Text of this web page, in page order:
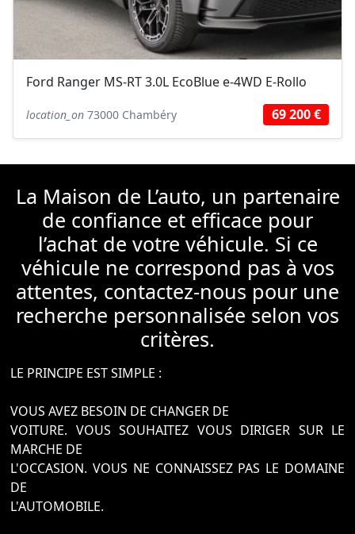
Ford Ranger MS-RT 3.0L EcoBlue e-4WD E-Rollo
location_on 73000 Chambéry 69 200 €
La Maison de L’auto, un partenaire
de confiance et efficace pour
l’achat de votre véhicule. Si ce
véhicule ne correspond pas à vos
attentes, contactez-nous pour une
recherche personnalisée selon vos
critères.
LE PRINCIPE EST SIMPLE :
VOUS AVEZ BESOIN DE CHANGER DE
VOITURE. VOUS SOUHAITEZ VOUS DIRIGER SUR LE
MARCHE DE
L'OCCASION. VOUS NE CONNAISSEZ PAS LE DOMAINE
DE
L'AUTOMOBILE.